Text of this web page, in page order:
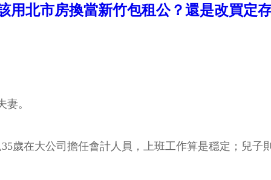
用北市房換當新竹包租公？還是改買定
。
歲在大公司擔任會計人員，上班工作算是穩定；兒子